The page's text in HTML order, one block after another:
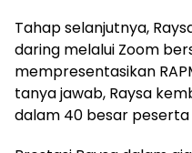
Tahap selanjutnya,
daring melalui Zoom
mempresentasikan
tanya jawab, Raysa
dalam 40 besar